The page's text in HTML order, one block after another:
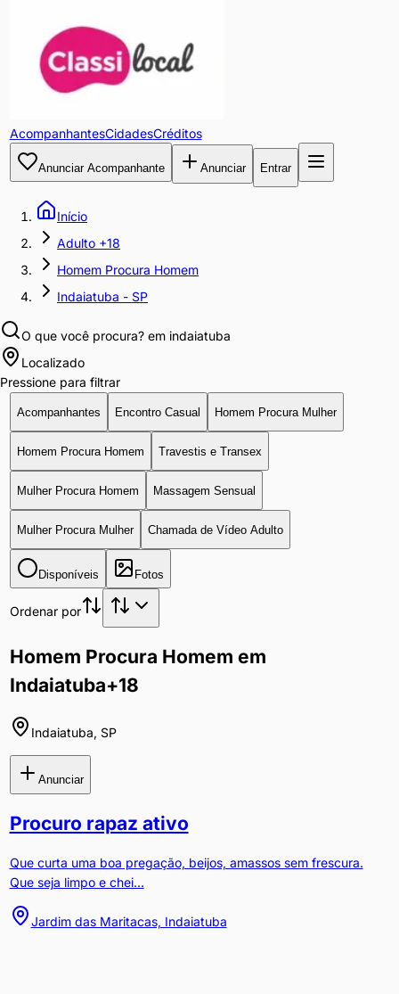
AcompanhantesCidadesCréditos
Anunciar Acompanhante Anunciar Entrar
Início
Adulto +18
Homem Procura Homem
Indaiatuba - SP
O que você procura? em indaiatuba
Localizado
Pressione para filtrar
Acompanhantes Encontro Casual Homem Procura Mulher
Homem Procura Homem Travestis e Transex
Mulher Procura Homem Massagem Sensual
Mulher Procura Mulher Chamada de Vídeo Adulto
Disponíveis Fotos
Ordenar por
Homem Procura Homem em
Indaiatuba+18
Indaiatuba, SP
Anunciar
Procuro rapaz ativo
Que curta uma boa pregação, beijos, amassos sem frescura.
Que seja limpo e chei...
Jardim das Maritacas, Indaiatuba